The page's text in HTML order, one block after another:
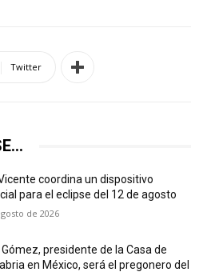
Twitter
coordina un dispositivo
para el eclipse del 12 de agosto
de 2026
presidente de la Casa de
en México, será el pregonero del